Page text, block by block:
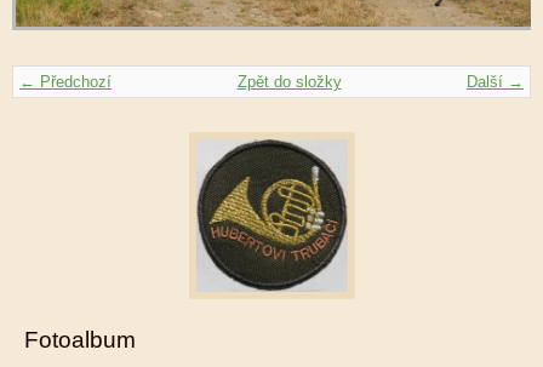
← Předchozí Další →
Zpět do složky
Fotoalbum